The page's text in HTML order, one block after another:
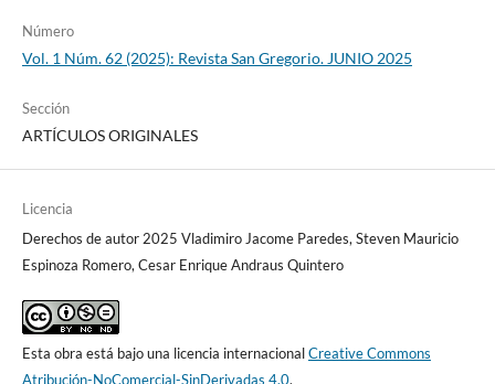
Número
Vol. 1 Núm. 62 (2025): Revista San Gregorio. JUNIO 2025
Sección
ARTÍCULOS ORIGINALES
Licencia
Derechos de autor 2025 Vladimiro Jacome Paredes, Steven Mauricio
Espinoza Romero, Cesar Enrique Andraus Quintero
Esta obra está bajo una licencia internacionalCreative Commons
Atribución-NoComercial-SinDerivadas 4.0.